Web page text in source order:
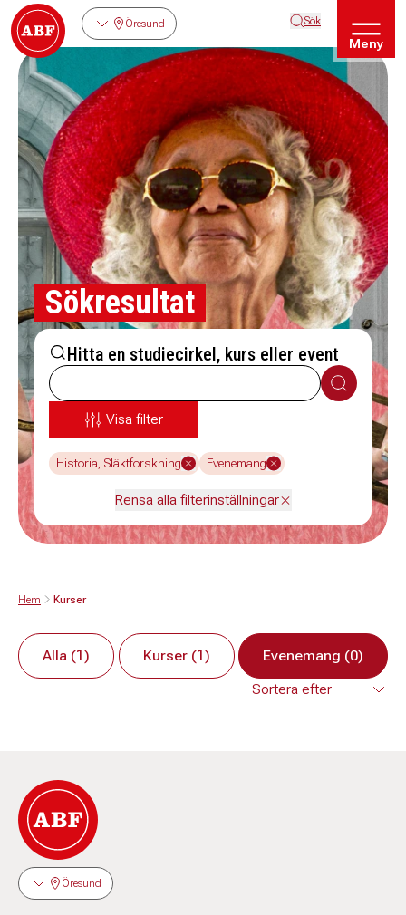
Öresund Sök
Meny
Sökresultat
Hitta en studiecirkel, kurs eller event
Sök
Visa filter
Historia, Släktforskning Evenemang
Rensa alla filterinställningar
Hem Kurser
Alla (1) Kurser (1) Evenemang (0)
Öresund